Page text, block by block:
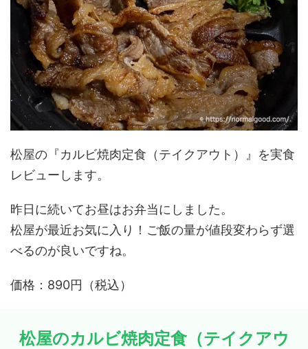
松屋の『カルビ焼肉定食（テイクアウト）』を実食
レビューします。
昨日に続いてお昼はお弁当にしました。
松屋が最近お気に入り！ご飯の量が値段変わらず選
べるのが良いですね。
価格：890円（税込）
松屋のカルビ焼肉定食（テイクアウ